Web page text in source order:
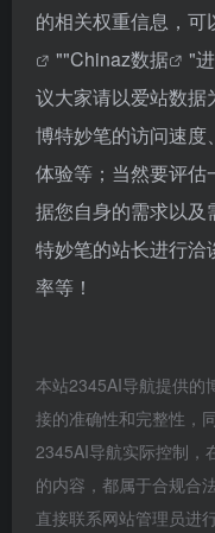
的相关权重信息，可
""Chinaz数据
"
议大家请以爱站数据
博特妙笔的访问速度
体验等；当然要评估
据您自身的需求以
特妙笔的站长进行洽
率等！
本站2345AI导航提供的
接的准确性和完整性，
2345AI导航实际控制，
的内容，都属于合规合
直接联系网站管理员进